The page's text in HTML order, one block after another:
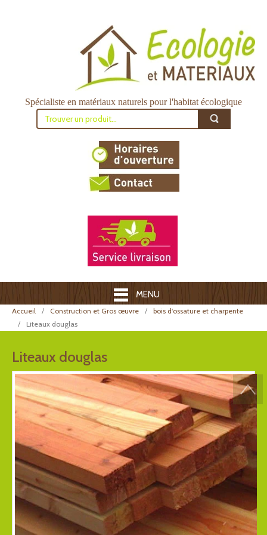
Spécialiste en matériaux naturels pour l'habitat écologique
MENU
Accueil Construction et Gros œuvre
bois d'ossature et charpente
Liteaux douglas
Liteaux douglas